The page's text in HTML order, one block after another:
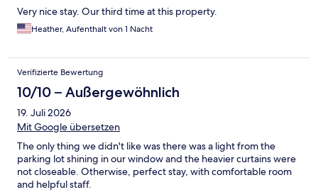
Very nice stay. Our third time at this property.
Heather, Aufenthalt von 1 Nacht
Verifizierte Bewertung
10/10 – Außergewöhnlich
19. Juli 2026
Mit Google übersetzen
The only thing we didn't like was there was a light from the
parking lot shining in our window and the heavier curtains were
not closeable. Otherwise, perfect stay, with comfortable room
and helpful staff.